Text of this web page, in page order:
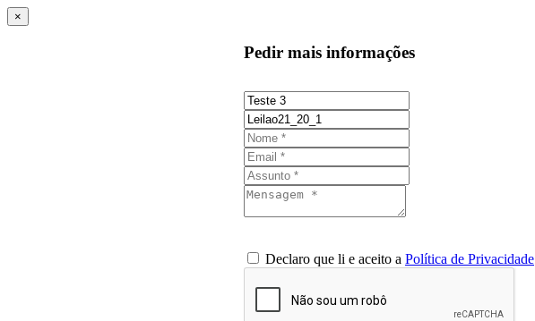
×
Pedir mais informações
Declaro que li e aceito a Política de Privacidade